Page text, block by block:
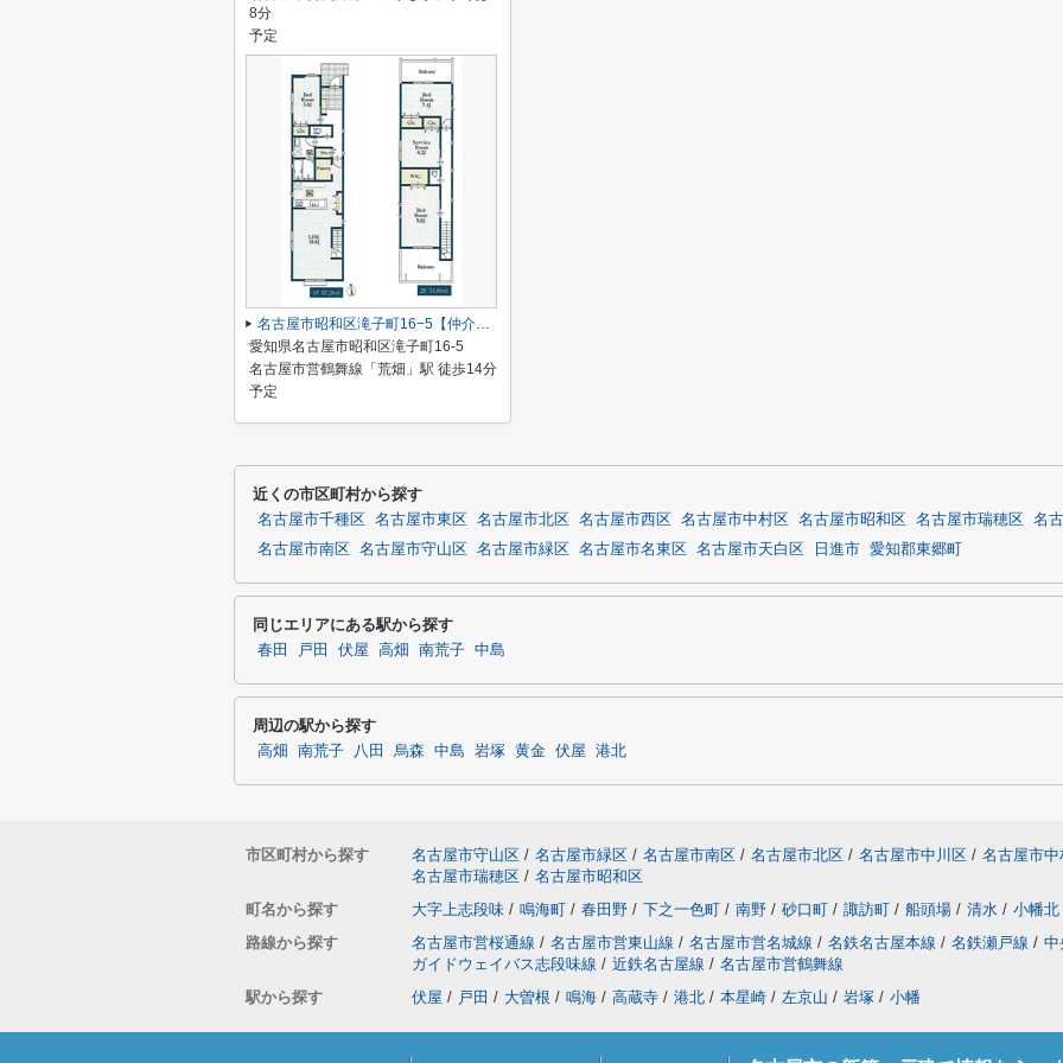
8分
予定
名古屋市昭和区滝子町16−5【仲介手数料無料】新築一戸建て 1号棟
愛知県名古屋市昭和区滝子町16-5
名古屋市営鶴舞線「荒畑」駅 徒歩14分
予定
近くの市区町村から探す
名古屋市千種区 名古屋市東区 名古屋市北区 名古屋市西区 名古屋市中村区 名古屋市昭和区 名古屋市瑞穂区 名
名古屋市南区
名古屋市守山区 名古屋市緑区 名古屋市名東区 名古屋市天白区 日進市 愛知郡東郷町
同じエリアにある駅から探す
春田 戸田 伏屋 高畑 南荒子 中島
周辺の駅から探す
高畑 南荒子 八田 烏森 中島 岩塚 黄金 伏屋 港北
市区町村から探す 名古屋市守山区 / 名古屋市緑区 / 名古屋市南区 / 名古屋市北区 / 名古屋市中川区 / 名古屋市中
名古屋市瑞穂区 / 名古屋市昭和区
町名から探す
大字上志段味 / 鳴海町 / 春田野 / 下之一色町 / 南野 / 砂口町 / 諏訪町 / 船頭場 / 清水 / 小幡北
路線から探す
名古屋市営桜通線 / 名古屋市営東山線 / 名古屋市営名城線 / 名鉄名古屋本線 / 名鉄瀬戸線 / 中
ガイドウェイバス志段味線 / 近鉄名古屋線 / 名古屋市営鶴舞線
駅から探す
伏屋 / 戸田 / 大曽根 / 鳴海 / 高蔵寺 / 港北 / 本星崎 / 左京山 / 岩塚 / 小幡